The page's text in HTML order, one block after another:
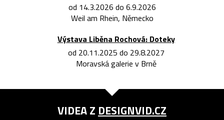
od 14.3.2026 do 6.9.2026
Weil am Rhein, Německo
Výstava Liběna Rochová: Doteky
od 20.11.2025 do 29.8.2027
Moravská galerie v Brně
VIDEA Z DESIGNVID.CZ